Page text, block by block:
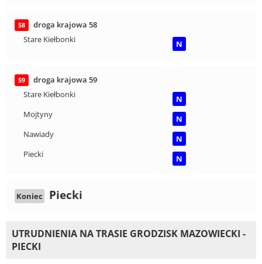
58
droga krajowa 58
Stare Kiełbonki
N
59
droga krajowa 59
Stare Kiełbonki
N
Mojtyny
N
Nawiady
N
Piecki
N
Koniec Piecki
UTRUDNIENIA NA TRASIE GRODZISK MAZOWIECKI -
PIECKI